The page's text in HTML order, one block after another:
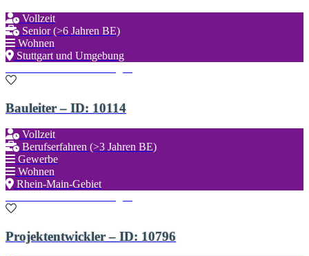
Vollzeit
Senior (>6 Jahren BE)
Wohnen
Stuttgart und Umgebung
Bauleiter – ID: 10114
Vollzeit
Berufserfahren (>3 Jahren BE)
Gewerbe
Wohnen
Rhein-Main-Gebiet
Projektentwickler – ID: 10796